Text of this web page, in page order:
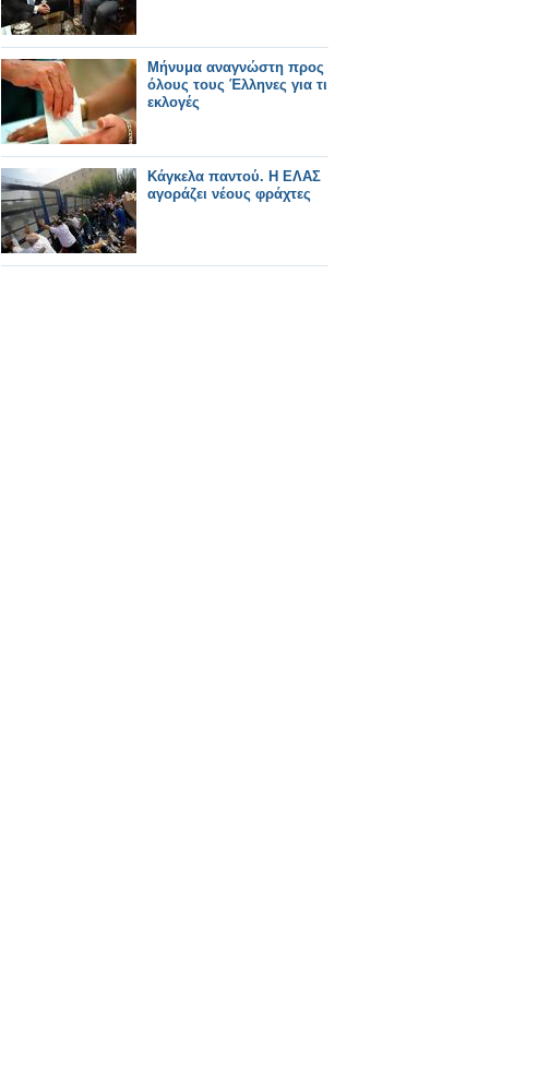
Μήνυμα αναγνώστη προς
όλους τους Έλληνες για τι
εκλογές
Κάγκελα παντού. Η ΕΛΑΣ
αγοράζει νέους φράχτες